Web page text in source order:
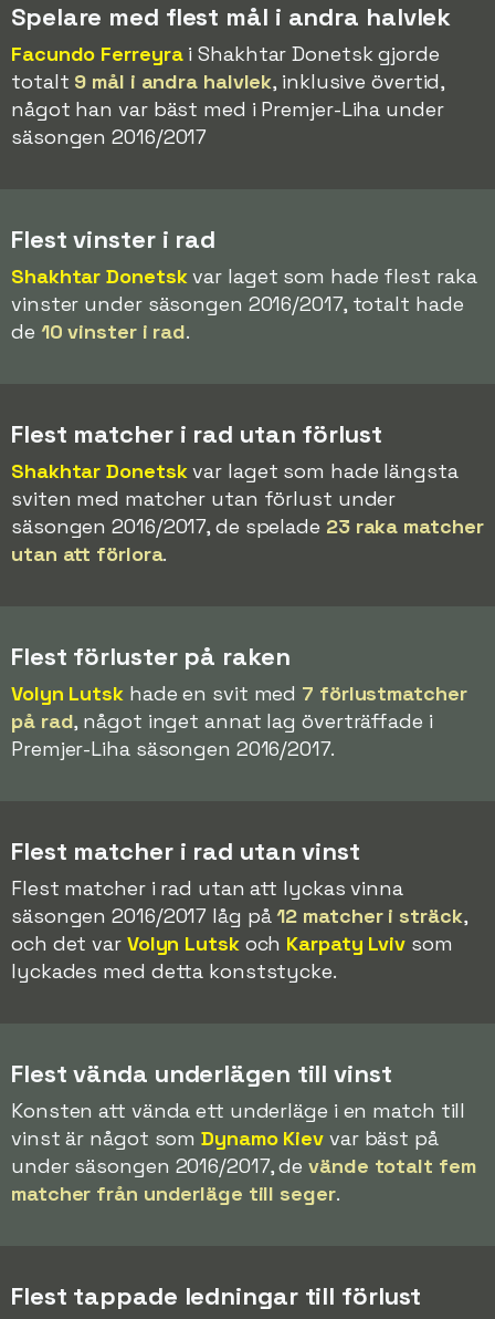
Spelare med flest mål i andra halvlek
Facundo Ferreyrai Shakhtar Donetsk gjorde
totalt 9 mål i andra halvlek, inklusive övertid,
något han var bäst med i Premjer-Liha under
säsongen 2016/2017
Flest vinster i rad
Shakhtar Donetskvar laget som hade flest raka
vinster under säsongen 2016/2017, totalt hade
de 10 vinster i rad.
Flest matcher i rad utan förlust
Shakhtar Donetskvar laget som hade längsta
sviten med matcher utan förlust under
säsongen 2016/2017, de spelade 23 raka matcher
utan att förlora.
Flest förluster på raken
Volyn Lutskhade en svit med 7 förlustmatcher
på rad, något inget annat lag överträffade i
Premjer-Liha säsongen 2016/2017.
Flest matcher i rad utan vinst
Flest matcher i rad utan att lyckas vinna
säsongen 2016/2017 låg på12 matcher i sträck,
och det var Volyn Lutskoch Karpaty Lviv som
lyckades med detta konststycke.
Flest vända underlägen till vinst
Konsten att vända ett underläge i en match till
vinst är något somDynamo Kiev var bäst på
under säsongen 2016/2017, devände totalt fem
matcher från underläge till seger.
Flest tappade ledningar till förlust